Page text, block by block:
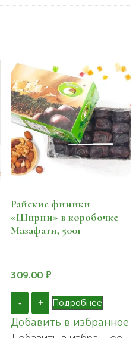
Райские финики
«Ширин» в коробочке
Мазафати, 500г
309.00₽
- + Подробнее
Добавить в избранное